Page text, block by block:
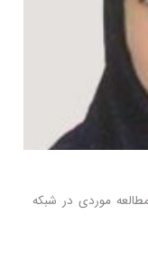
موردی در شبکه